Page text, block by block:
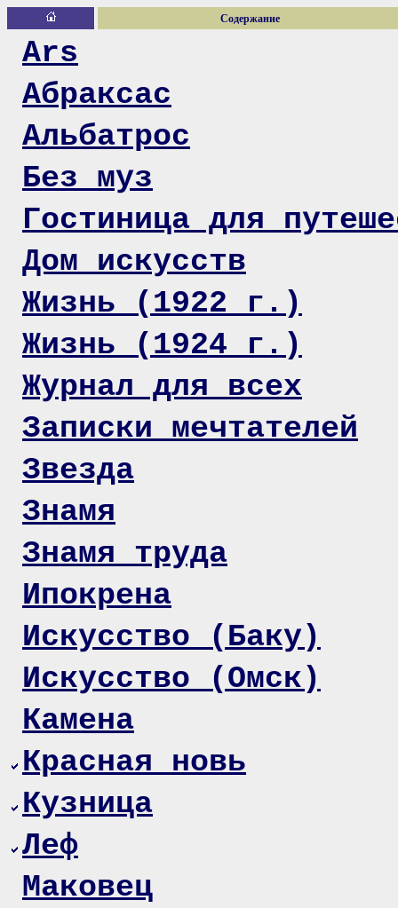
Содержание
Ars
Абраксас
Альбатрос
Без муз
Гостиница для
Дом искусств
Жизнь (1922 г.)
Жизнь (1924 г.)
Журнал для всех
Записки мечтателей
Звезда
Знамя
Знамя труда
Ипокрена
Искусство (Баку)
Искусство (Омск)
Камена
Красная новь
Кузница
Леф
Маковец